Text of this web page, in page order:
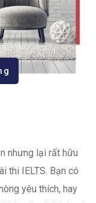
nhưng lại rất hữu
thi IELTS. Bạn có
yêu thích, hay